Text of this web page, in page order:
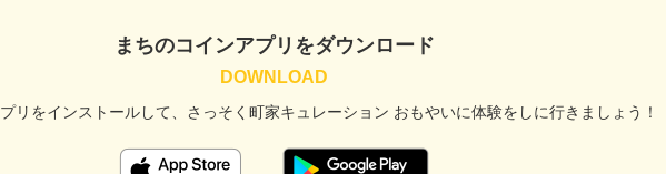
まちのコインアプリをダウンロード
リをインストールして、 さっそく町家キュレーション おもやいに体験をしに行きましょう！